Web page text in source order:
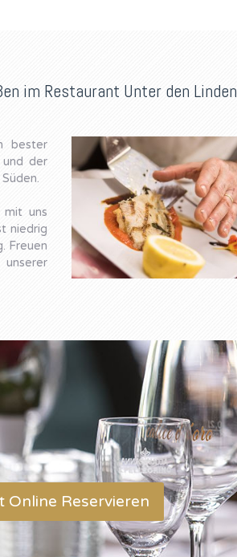
im Restaurant Unter den Linden
bester
und der
mit uns
niedrig
Freuen
Online Reservieren